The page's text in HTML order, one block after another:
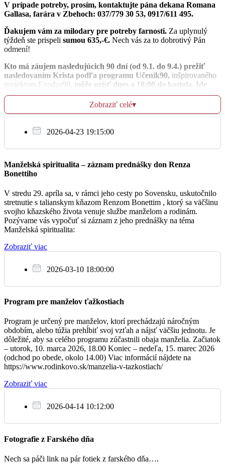
+ Božena Cabáneková, mesačná sv. omša
Féria
Pi
13.1.
Na úmysel celebranta
súkromná
So
14.1.
Na úmysel ordinára
Preblahoslavenej Panny Márie, ľubovoľná spomienka
15.1.
+ Ernest a Katarína Bojdoví
10:00
V prípade potreby, prosím, kontaktujte pána dekana Romana
Gallasa, farára v Zbehoch: 037/779 30 53, 0917/611 495.
Ďakujem vám za milodary pre potreby farnosti. Za uplynulý
týždeň ste prispeli sumou 635,-€. Nech vás za to dobrotivý Pán
odmení!
Kto má záujem nasledujúcich 90 dní (od 9.1. do 9.4.) prežiť
nasledovaním Krista podľa programu Učeník90, inšpirovaného
projektom Exodus90, môže prísť dnes o 18:00 do kostola. Ide
o formu duchovných cvičení určených pre všetkých a sú
postavené na troch pilieroch: modlitba
z knihy Nasledovanie Krista,askézaako odriekanie alebo
a duchovného života a spoločenstvo
priblížiť sa viac k Pánovi, odpútavať sa od toho, čo nás robí
posilniť svoju vôľu, upevniť sa vo viere a správnejšie budovať
vzťahy s ľuďmi. Bližšie a podrobnejšie vám vysvetlím pravidlá dnes
Zobraziť celé▾
2026-04-23 19:15:00
Manželská spiritualita – záznam prednášky don Renza
Bonettiho
V stredu 29. apríla sa, v rámci jeho cesty po Sovensku, uskutočnilo
stretnutie s talianskym kňazom Renzom Bonettim , ktorý sa väčšinu
svojho kňazského života venuje službe manželom a rodinám.
Pozývame vás vypočuť si záznam z jeho prednášky na téma
Manželská spiritualita:
Zobraziť viac
2026-03-10 18:00:00
Program pre manželov ťažkostiach
Program je určený pre manželov, ktorí prechádzajú náročným
obdobím, alebo túžia prehĺbiť svoj vzťah a nájsť väčšiu jednotu. Je
dôležité, aby sa celého programu zúčastnili obaja manželia. Začiatok
– utorok, 10. marca 2026, 18.00 Koniec – nedeľa, 15. marec 2026
(odchod po obede, okolo 14.00) Viac informácií nájdete na
https://www.rodinkovo.sk/manzelia-v-tazkostiach/
Zobraziť viac
2026-04-14 10:12:00
Fotografie z Farského dňa
Nech sa páči link na pár fotiek z farského dňa….